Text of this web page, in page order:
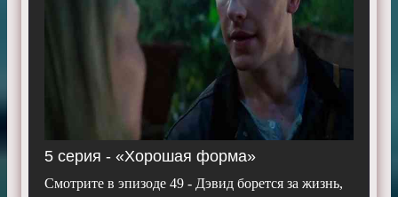
5 серия - «Хорошая форма»
Смотрите в эпизоде 49 - Дэвид борется за жизнь,